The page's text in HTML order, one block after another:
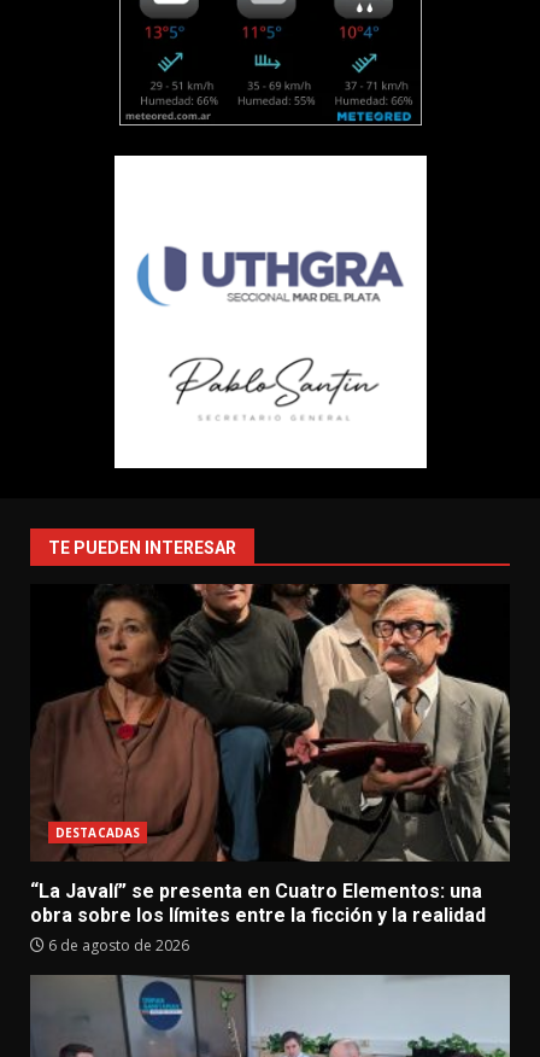
TE PUEDEN INTERESAR
DESTACADAS
“La Javalí” se presenta en Cuatro Elementos: una
obra sobre los límites entre la ficción y la realidad
6 de agosto de 2026